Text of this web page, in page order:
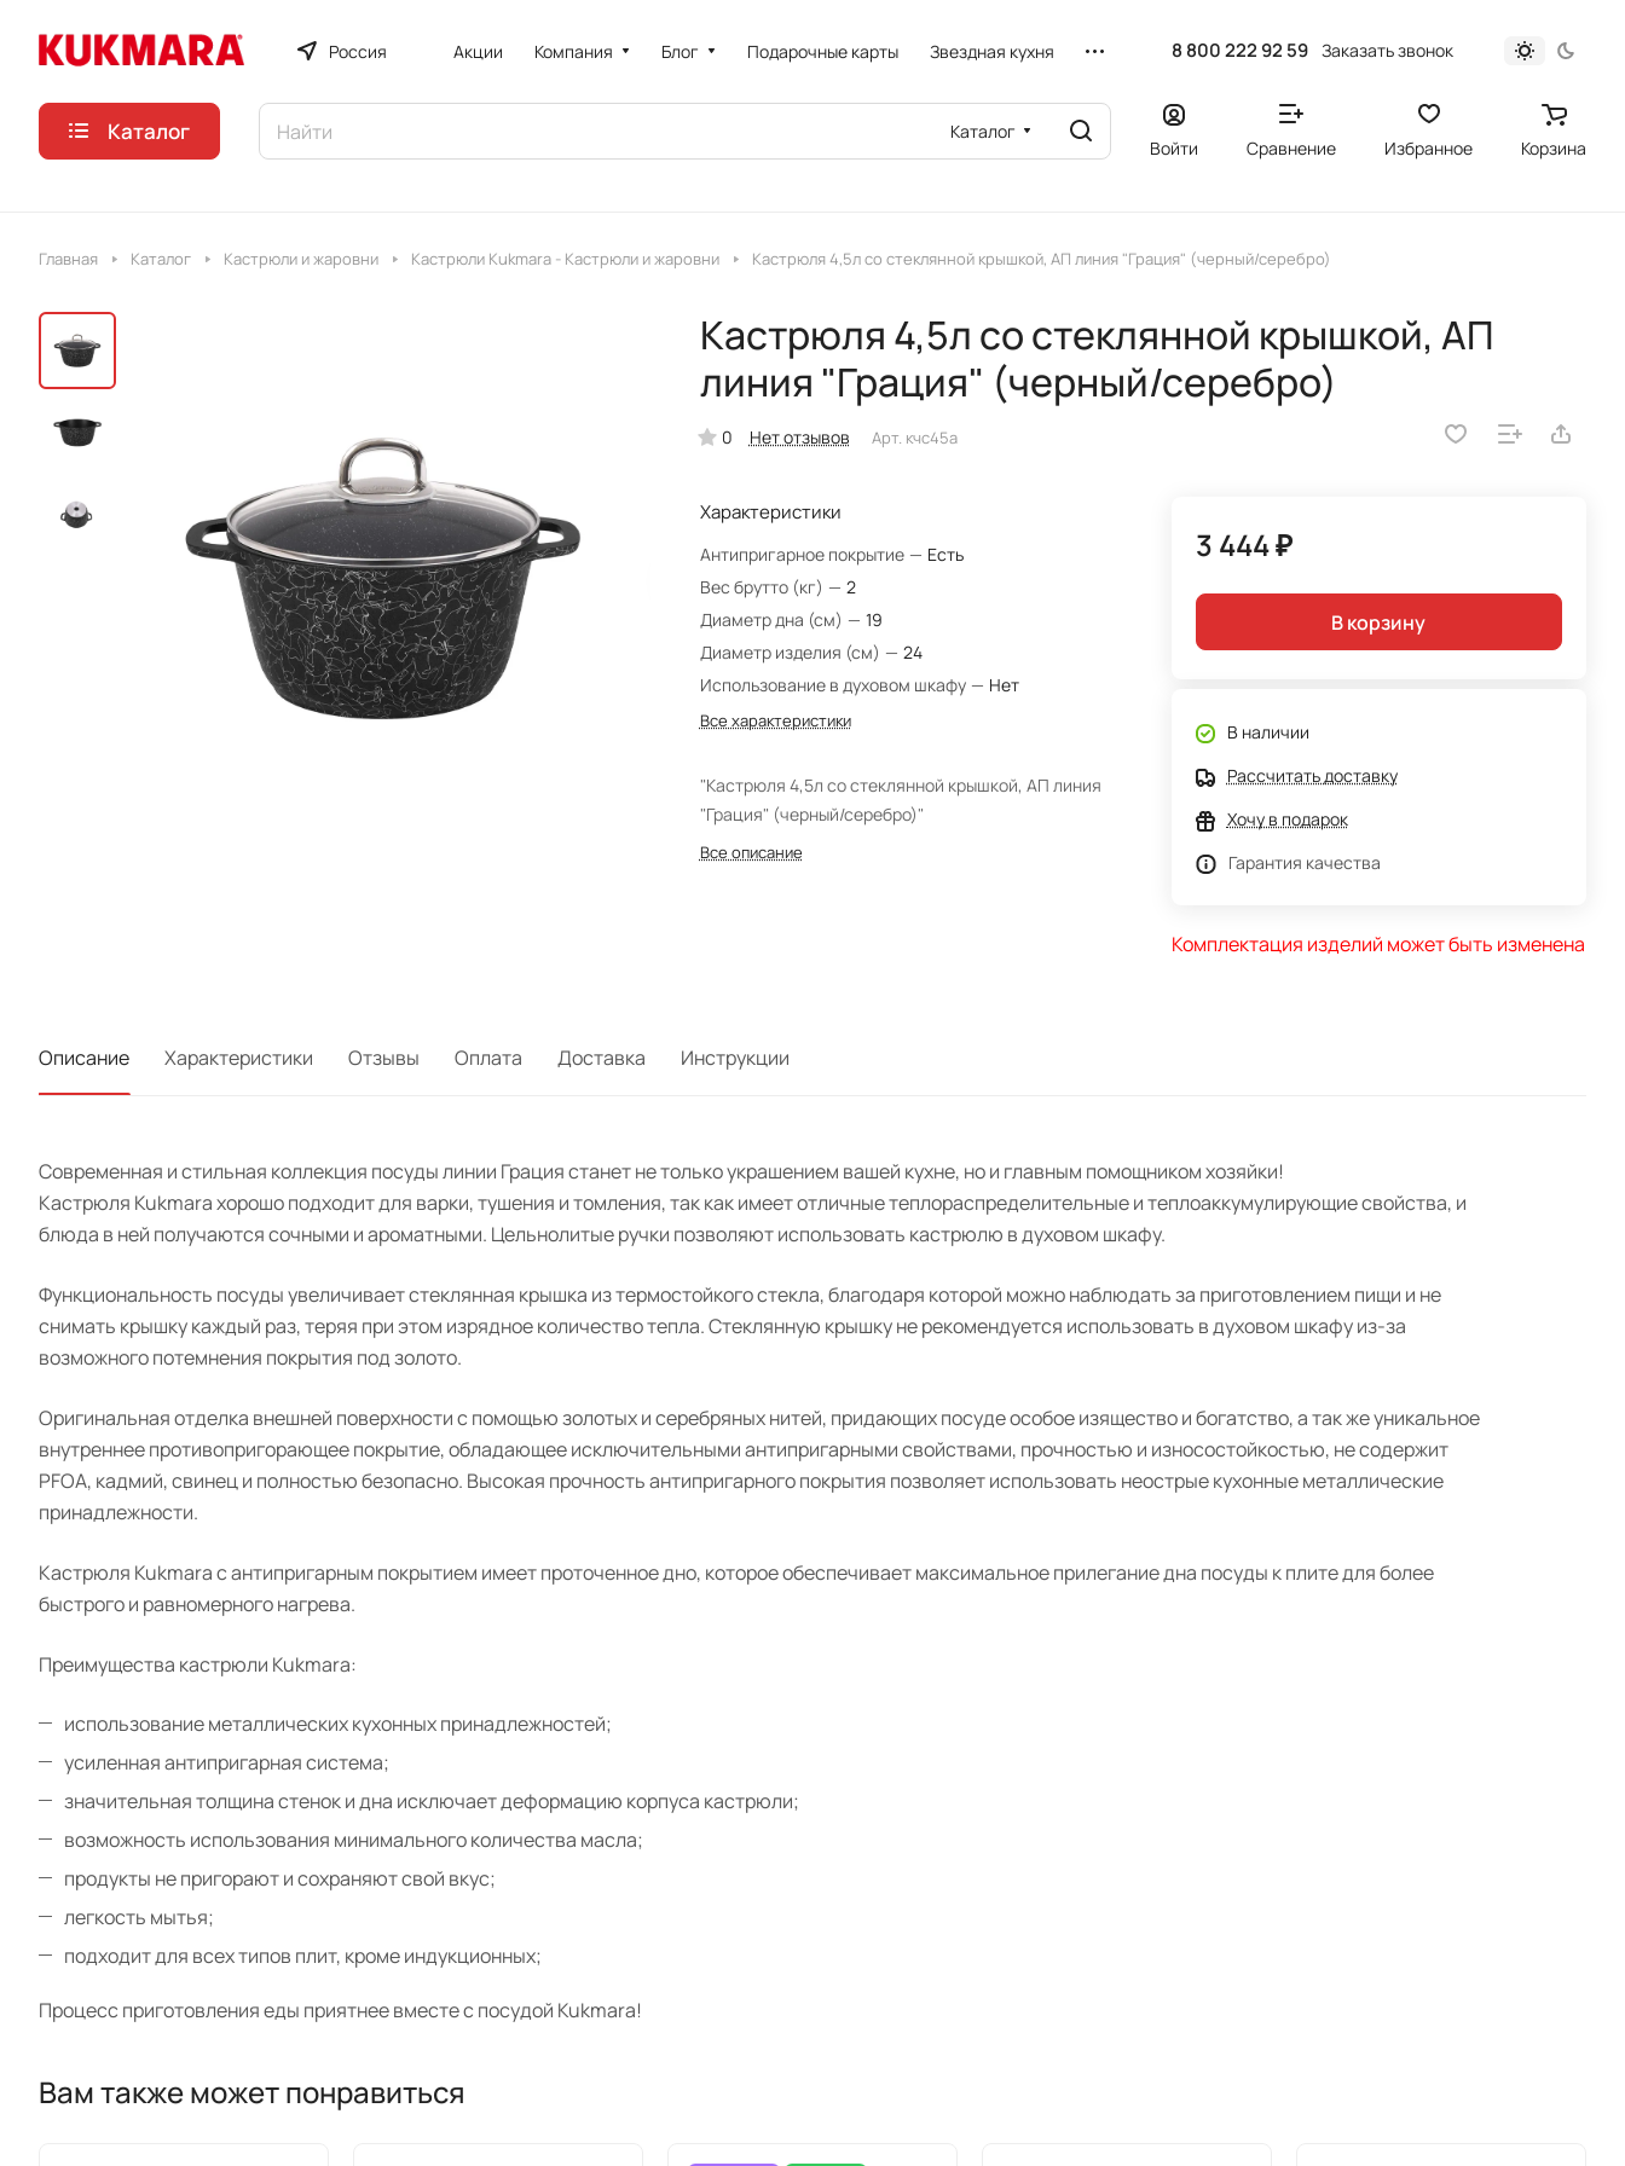
Россия Акции Компания Блог Подарочные карты Звездная кухня 8 800 222 92 59 Заказать звонок
Каталог Каталог
Войти Сравнение Избранное Корзина
Главная Каталог Кастрюли и жаровни Кастрюли Kukmara - Кастрюли и жаровни Кастрюля 4,5л со стеклянной крышкой, АП линия "Грация" (черный/серебро)
Кастрюля 4,5л со стеклянной крышкой, АП
линия "Грация" (черный/серебро)
0 Нет отзывов Арт. кчс45а
Характеристики
Антипригарное покрытие — Есть
Вес брутто (кг) — 2
Диаметр дна (см) — 19
Диаметр изделия (см) — 24
Использование в духовом шкафу — Нет
Все характеристики
"Кастрюля 4,5л со стеклянной крышкой, АП линия
"Грация" (черный/серебро)"
Все описание
3 444 ₽
В корзину
В наличии
Рассчитать доставку
Хочу в подарок
Гарантия качества
Комплектация изделий может быть изменена
Описание Характеристики Отзывы Оплата Доставка Инструкции
Современная и стильная коллекция посуды линии Грация станет не только украшением вашей кухне, но и главным помощником хозяйки!
Кастрюля Kukmara хорошо подходит для варки, тушения и томления, так как имеет отличные теплораспределительные и теплоаккумулирующие свойства, и
блюда в ней получаются сочными и ароматными. Цельнолитые ручки позволяют использовать кастрюлю в духовом шкафу.
Функциональность посуды увеличивает стеклянная крышка из термостойкого стекла, благодаря которой можно наблюдать за приготовлением пищи и не
снимать крышку каждый раз, теряя при этом изрядное количество тепла. Стеклянную крышку не рекомендуется использовать в духовом шкафу из-за
возможного потемнения покрытия под золото.
Оригинальная отделка внешней поверхности с помощью золотых и серебряных нитей, придающих посуде особое изящество и богатство, а так же уникальное
внутреннее противопригорающее покрытие, обладающее исключительными антипригарными свойствами, прочностью и износостойкостью, не содержит
PFOA, кадмий, свинец и полностью безопасно. Высокая прочность антипригарного покрытия позволяет использовать неострые кухонные металлические
принадлежности.
Кастрюля Kukmara с антипригарным покрытием имеет проточенное дно, которое обеспечивает максимальное прилегание дна посуды к плите для более
быстрого и равномерного нагрева.
Преимущества кастрюли Kukmara:
использование металлических кухонных принадлежностей;
усиленная антипригарная система;
значительная толщина стенок и дна исключает деформацию корпуса кастрюли;
возможность использования минимального количества масла;
продукты не пригорают и сохраняют свой вкус;
легкость мытья;
подходит для всех типов плит, кроме индукционных;
Процесс приготовления еды приятнее вместе с посудой Kukmara!
Вам также может понравиться